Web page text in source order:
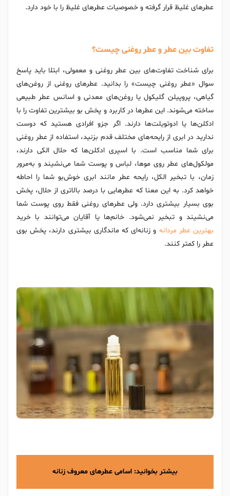
عطرهای غلیظ قرار گرفته و خصوصیات عطرهای غلیظ را با خود دارد.
تفاوت بین عطر و عطر روغنی چیست؟
برای شناخت تفاوت‌های بین عطر روغنی و معمولی، ابتلا باید پاسخ
سوال «عطر روغنی چیست» را بدانید. عطر‌های روغنی از روغن‌های
گیاهی، پروپیلن گلیکول یا روغن‌های معدنی و اسانس عطر طبیعی
ساخته می‌شوند. این عطر‌ها در کاربرد و پخش بو بیشترین تفاوت را با
ادکلن‌ها یا ادو‌تویلت‌ها دارند. اگر جزو افرادی هستید که دوست
ندارید در ابری از رایحه‌های مختلف قدم بزنید، استفاده از عطر روغنی
برای شما مناسب است. با اسپری ادکلن‌ها که حلال الکی دارند،
مولکول‌های عطر روی مو‌ها، لباس و پوست شما می‌نشیند و به‌مرور
زمان، با تبخیر الکل، رایحه‌ عطر مانند ابری خوش‌بو شما را احاطه
خواهد کرد. به این معنا که عطرهایی با درصد بالاتری از حلال، پخش
بوی بسیار بیشتری دارد. ولی عطر‌های روغنی فقط روی پوست شما
می‌نشیند و تبخیر نمی‌شود. خانم‌ها یا آقایان می‌توانند با خرید
بهترین عطر مردانه و زنانه‌ای که ماندگاری بیشتری دارند، پخش بوی
عطر را کمتر کنند.
بیشتر بخوانید: اسامی عطرهای معروف زنانه